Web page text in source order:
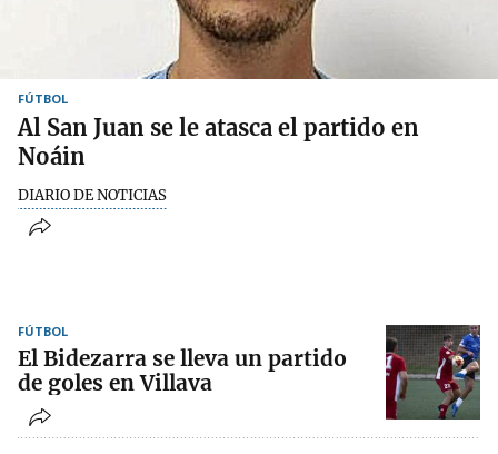
FÚTBOL
Al San Juan se le atasca el partido en
Noáin
DIARIO DE NOTICIAS
FÚTBOL
El Bidezarra se lleva un partido
de goles en Villava